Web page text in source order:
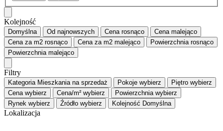
Kolejność
Domyślna Od najnowszych Cena rosnąco Cena malejąco
Cena za m2 rosnąco Cena za m2 malejąco Powierzchnia rosnąco
Powierzchnia malejąco
Filtry
Kategoria Mieszkania na sprzedaż Pokoje wybierz Piętro wybierz
Cena wybierz Cena/m² wybierz Powierzchnia wybierz
Rynek wybierz Źródło wybierz Kolejność Domyślna
Lokalizacja